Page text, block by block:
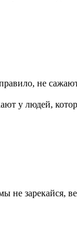
не
у людей,
зарекайся,